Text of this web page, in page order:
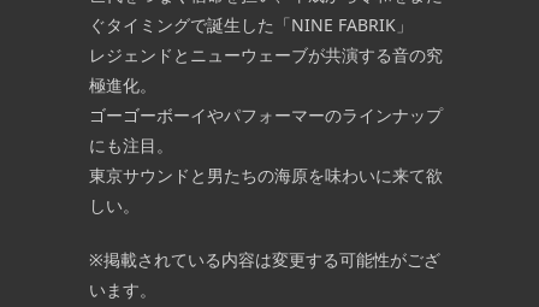
ぐタイミングで誕生した「NINE FABRIK」
レジェンドとニューウェーブが共演する音の究
極進化。
ゴーゴーボーイやパフォーマーのラインナップ
にも注目。
東京サウンドと男たちの海原を味わいに来て欲
しい。
※掲載されている内容は変更する可能性がござ
います。